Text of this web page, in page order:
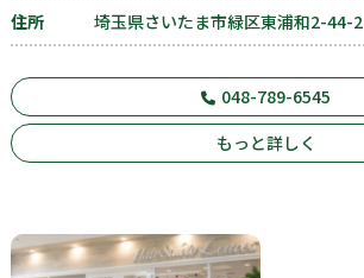
住所
埼玉県さいたま市緑区東浦和2-44-2
048-789-6545
もっと詳しく